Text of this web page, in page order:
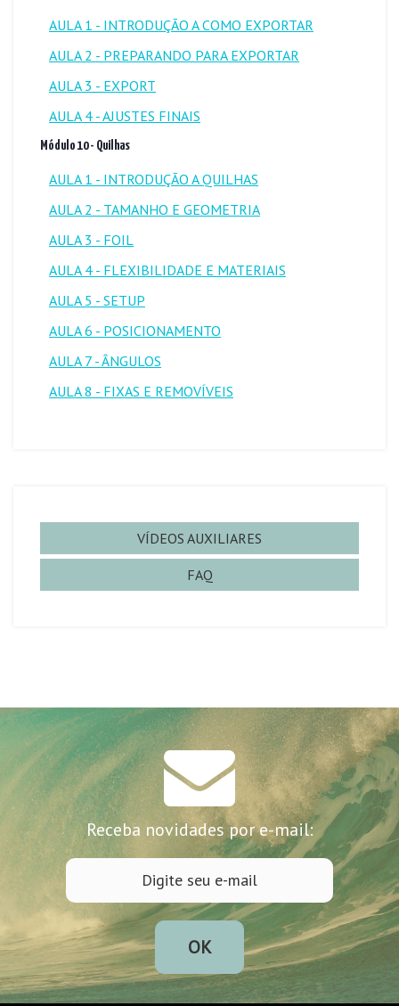
AULA 1 - INTRODUÇÃO A COMO EXPORTAR
AULA 2 - PREPARANDO PARA EXPORTAR
AULA 3 - EXPORT
AULA 4 - AJUSTES FINAIS
Módulo 10 - Quilhas
AULA 1 - INTRODUÇÃO A QUILHAS
AULA 2 - TAMANHO E GEOMETRIA
AULA 3 - FOIL
AULA 4 - FLEXIBILIDADE E MATERIAIS
AULA 5 - SETUP
AULA 6 - POSICIONAMENTO
AULA 7 - ÂNGULOS
AULA 8 - FIXAS E REMOVÍVEIS
VÍDEOS AUXILIARES
FAQ
Receba novidades por e-mail:
OK